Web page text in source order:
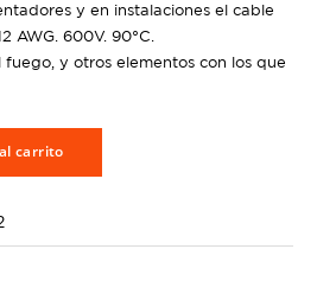
y en instalaciones el cable
AWG. 600V. 90°C.
y otros elementos con los que
carrito